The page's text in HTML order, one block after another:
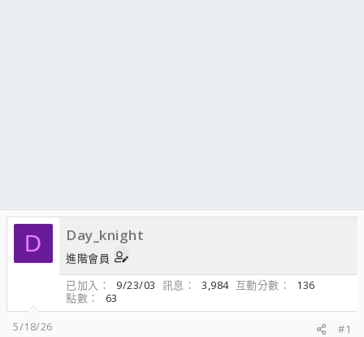
D Day_knight
進階會員
已加入
9/23/03 訊息 3,984 互動分數
136
點數
63
5/18/26
#1